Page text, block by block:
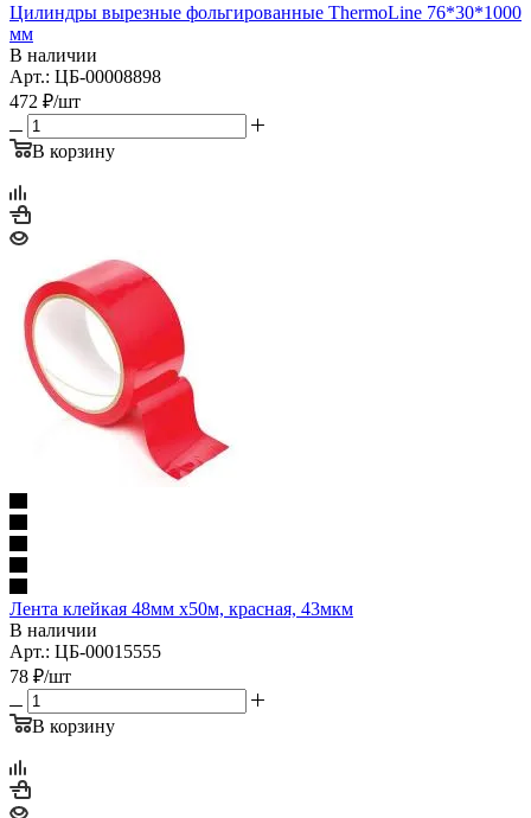
Цилиндры вырезные фольгированные ThermoLine 76*30*1000
мм
В наличии
Арт.: ЦБ-00008898
472 ₽/шт
В корзину
Лента клейкая 48мм х50м, красная, 43мкм
В наличии
Арт.: ЦБ-00015555
78 ₽/шт
В корзину